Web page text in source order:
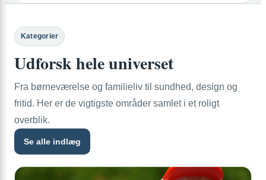
Kategorier
Udforsk hele universet
Fra børneværelse og familieliv til sundhed, design og
fritid. Her er de vigtigste områder samlet i et roligt
overblik.
Se alle indlæg